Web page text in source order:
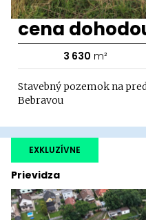
cena
3 630 m²
Stavebný pozemok na
Bebravou
Prievidza
EXKLUZÍVNE